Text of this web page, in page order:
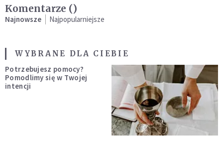
Komentarze ()
Najnowsze Najpopularniejsze
WYBRANE DLA CIEBIE
Potrzebujesz pomocy?
Pomodlimy się w Twojej
intencji